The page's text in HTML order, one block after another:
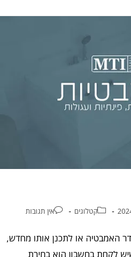
קטלוגים אין תגובות
האמבטיה או לתכנן אותו מחדש,
לקחת בחשבון הוא בחירת